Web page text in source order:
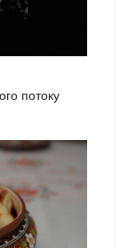
потоку